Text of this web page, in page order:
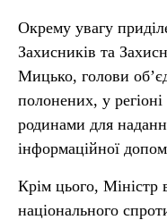
Окрему увагу
Захисників та
Мицько, голови
полонених, у регіоні
родинами для
інформаційної
Крім цього, Міністр
національного